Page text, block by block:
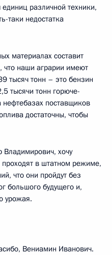
различной техники,
таки недостатка
материалах составит
что наши аграрии имеют
тысяч тонн – это бензин
тысячи тонн горюче-
поставщиков
достаточны, чтобы
хочу
в штатном режиме,
что они пройдут без
большого будущего и,
урожая.
Вениамин Иванович.